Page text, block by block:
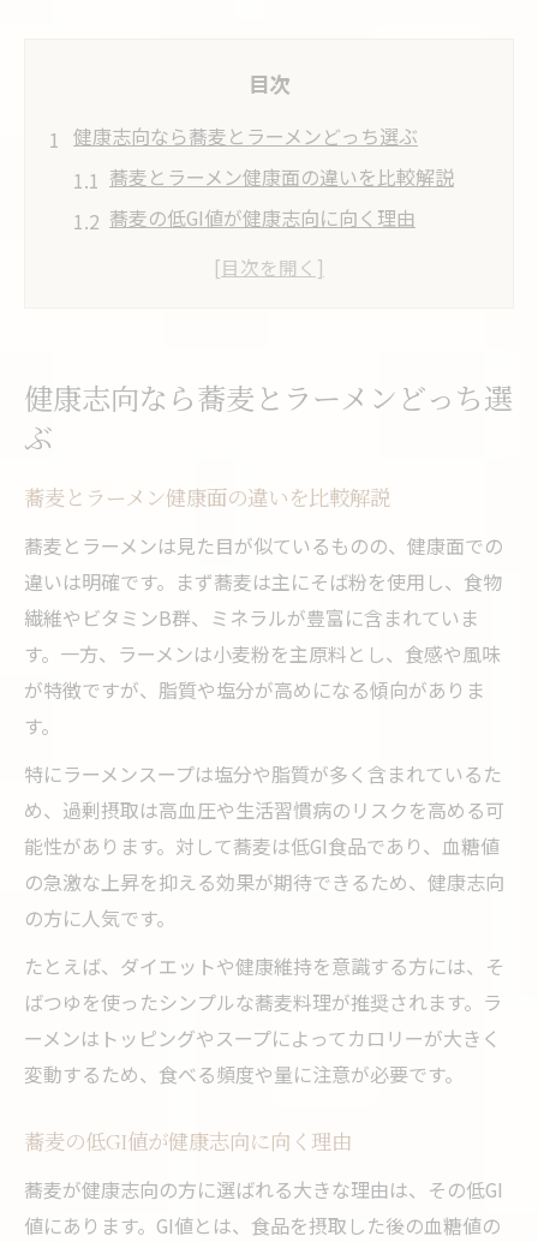
目次
健康志向なら蕎麦とラーメンどっち選ぶ
蕎麦とラーメン健康面の違いを比較解説
蕎麦の低GI値が健康志向に向く理由
ラーメンより蕎麦が選ばれる健康効果とは
ラーメン風の蕎麦アレンジでヘルシー食体験
蕎麦をラーメンスープで楽しむアレンジ術
蕎麦ラーメン風アレンジで罪悪感ゼロ食事
ラーメン風蕎麦で栄養バランス良く味わう
蕎麦アレンジで美味しさと健康を両立する
方法
栄養バランスが気になる方へ蕎麦の魅力解説
蕎麦の栄養素が健康維持に役立つ理由
栄養バランス重視の方に蕎麦が選ばれる訳
蕎麦とラーメンの栄養成分を比較して検証
ダイエット中に蕎麦が活躍する栄養的ポイ
蕎麦とラーメンの食物繊維含有量を比較
蕎麦で血糖値の急上昇を防ぐ理由とは
ラーメンより蕎麦の方がGI値で有利な点
か
健康志向の人へ蕎麦がおすすめな食物繊維
効果
健康志向なら蕎麦とラーメンどっち選
ぶ
蕎麦とラーメン健康面の違いを比較解説
蕎麦とラーメンは見た目が似ているものの、健康面での
違いは明確です。まず蕎麦は主にそば粉を使用し、食物
繊維やビタミンB群、ミネラルが豊富に含まれていま
す。一方、ラーメンは小麦粉を主原料とし、食感や風味
が特徴ですが、脂質や塩分が高めになる傾向がありま
す。
特にラーメンスープは塩分や脂質が多く含まれているた
め、過剰摂取は高血圧や生活習慣病のリスクを高める可
能性があります。対して蕎麦は低GI食品であり、血糖値
の急激な上昇を抑える効果が期待できるため、健康志向
の方に人気です。
たとえば、ダイエットや健康維持を意識する方には、そ
ばつゆを使ったシンプルな蕎麦料理が推奨されます。ラ
ーメンはトッピングやスープによってカロリーが大きく
変動するため、食べる頻度や量に注意が必要です。
蕎麦の低GI値が健康志向に向く理由
蕎麦が健康志向の方に選ばれる大きな理由は、その低GI
値にあります。GI値とは、食品を摂取した後の血糖値の